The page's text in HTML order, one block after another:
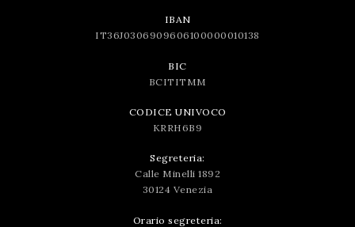
IBAN
IT36J0306909606100000010138
BIC
BCITITMM
CODICE UNIVOCO
KRRH6B9
Segreteria:
Calle Minelli 1892
30124 Venezia
Orario segreteria: